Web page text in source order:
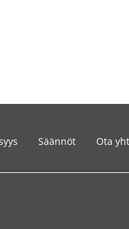
Säännöt Ota